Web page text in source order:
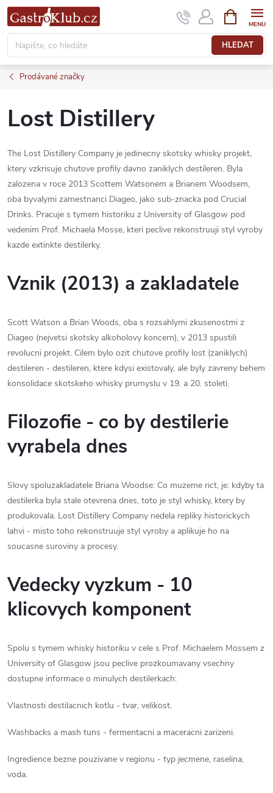
Přejít
na
obsah
HLEDAT
NÁKUPNÍ
KOŠÍK
Prodávané značky
Lost Distillery
The Lost Distillery Company je jedinecny skotsky whisky projekt,
ktery vzkrisuje chutove profily davno zaniklych destileren. Byla
zalozena v roce 2013 Scottem Watsonem a Brianem Woodsem,
oba byvalymi zamestnanci Diageo, jako sub-znacka pod Crucial
Drinks. Pracuje s tymem historiku z University of Glasgow pod
vedenim Prof. Michaela Mosse, kteri peclive rekonstruuji styl vyroby
kazde extinkte destilerky.
Vznik (2013) a zakladatele
Scott Watson a Brian Woods, oba s rozsahlymi zkusenostmi z
Diageo (nejvetsi skotsky alkoholovy koncern), v 2013 spustili
revolucni projekt. Cilem bylo ozit chutove profily lost (zaniklych)
destileren - destileren, ktere kdysi existovaly, ale byly zavreny behem
konsolidace skotskeho whisky prumyslu v 19. a 20. stoleti.
Filozofie - co by destilerie
vyrabela dnes
Slovy spoluzakladatele Briana Woodse: Co muzeme rict, je: kdyby ta
destilerka byla stale otevrena dnes, toto je styl whisky, ktery by
produkovala. Lost Distillery Company nedela repliky historickych
lahvi - misto toho rekonstruuje styl vyroby a aplikuje ho na
soucasne suroviny a procesy.
Vedecky vyzkum - 10
klicovych komponent
Spolu s tymem whisky historiku v cele s Prof. Michaelem Mossem z
University of Glasgow jsou peclive prozkoumavany vsechny
dostupne informace o minulych destilerkach:
Vlastnosti destilacnich kotlu - tvar, velikost.
Washbacks a mash tuns - fermentacni a maceracni zarizeni.
Ingredience bezne pouzivane v regionu - typ jecmene, raselina,
voda.